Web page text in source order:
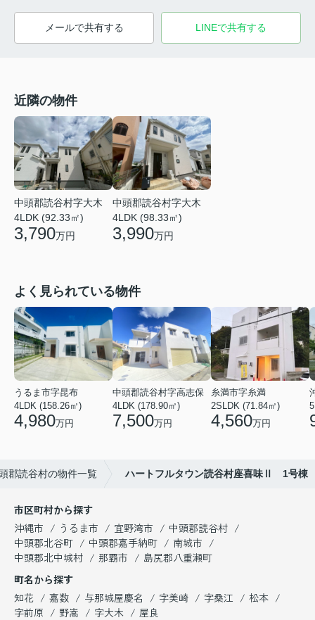
メールで共有する LINEで共有する
近隣の物件
中頭郡読谷村字大木
4LDK (92.33㎡)
3,790万円
中頭郡読谷村字大木
4LDK (98.33㎡)
3,990万円
よく見られている物件
うるま市字昆布
4LDK (158.26㎡)
4,980万円
中頭郡読谷村字高志保
4LDK (178.90㎡)
7,500万円
糸満市字糸満
2SLDK (71.84㎡)
4,560万円
郡読谷村の物件一覧 ハートフルタウン読谷村座喜味Ⅱ 1号棟
市区町村から探す
沖縄市
うるま市 宜野湾市
中頭郡読谷村
中頭郡北谷町
中頭郡嘉手納町
南城市
中頭郡北中城村
那覇市
島尻郡八重瀬町
町名から探す
知花
嘉数 与那城屋慶名 字美崎 字桑江
松本
字前原
野嵩 字大木
屋良